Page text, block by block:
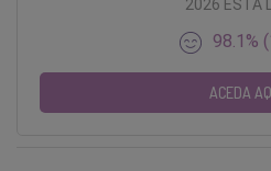
2026 ESTÁ
98.1%
ACEDA